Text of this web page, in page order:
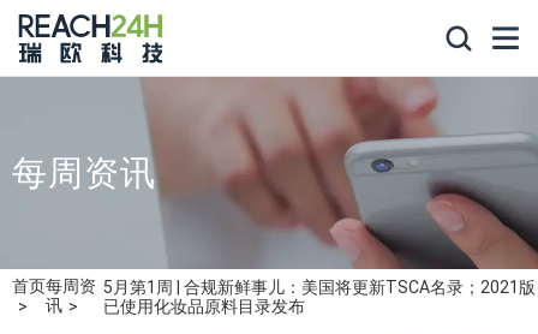
每周资讯
首页每周资
讯
5月第1周 | 合规新鲜事儿：美国将更新TSCA名录；2021版
已使用化妆品原料目录发布